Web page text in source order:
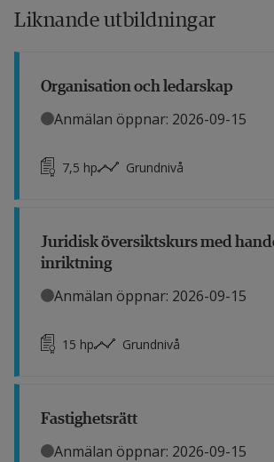
Liknande utbildningar
Organisation och ledarskap
Anmälan öppnar: 2026-09-15
7,5 hp Grundnivå
Juridisk översiktskurs med
inriktning
Anmälan öppnar: 2026-09-15
15 hp Grundnivå
Fastighetsrätt
Anmälan öppnar: 2026-09-15